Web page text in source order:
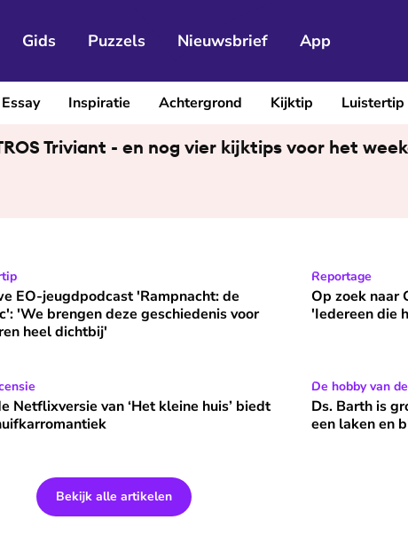
Gids Puzzels Nieuwsbrief App
Essay Inspiratie Achtergrond Kijktip Luistertip
Triviant - en nog vier kijktips voor het
zijn grootste succes'
EO-jeugdpodcast 'Rampnacht: de Titanic': 'We brengen deze
EO-jeugdpodcast 'Rampnacht: de
'We brengen deze geschiedenis voor
heel dichtbij'
Op zoek naar
Reportage
Op zoek naar
'Iedereen die
is een wespennest waar ik me in begeef'
Netflixversie van ‘Het kleine huis’ biedt fijne huifkarromantiek
Netflixversie van ‘Het kleine huis’ biedt
Ds. Barth is
De hobby van
Ds. Barth is
een laken en
Bekijk alle artikelen